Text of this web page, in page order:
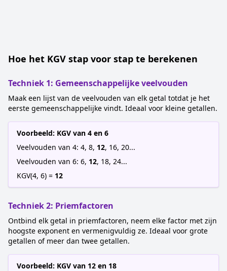
Hoe het KGV stap voor stap te berekenen
Techniek 1: Gemeenschappelijke veelvouden
Maak een lijst van de veelvouden van elk getal totdat je het
eerste gemeenschappelijke vindt. Ideaal voor kleine getallen.
Voorbeeld: KGV van 4 en 6
Veelvouden van 4: 4, 8, 12, 16, 20...
Veelvouden van 6: 6, 12, 18, 24...
KGV(4, 6) = 12
Techniek 2: Priemfactoren
Ontbind elk getal in priemfactoren, neem elke factor met zijn
hoogste exponent en vermenigvuldig ze. Ideaal voor grote
getallen of meer dan twee getallen.
Voorbeeld: KGV van 12 en 18